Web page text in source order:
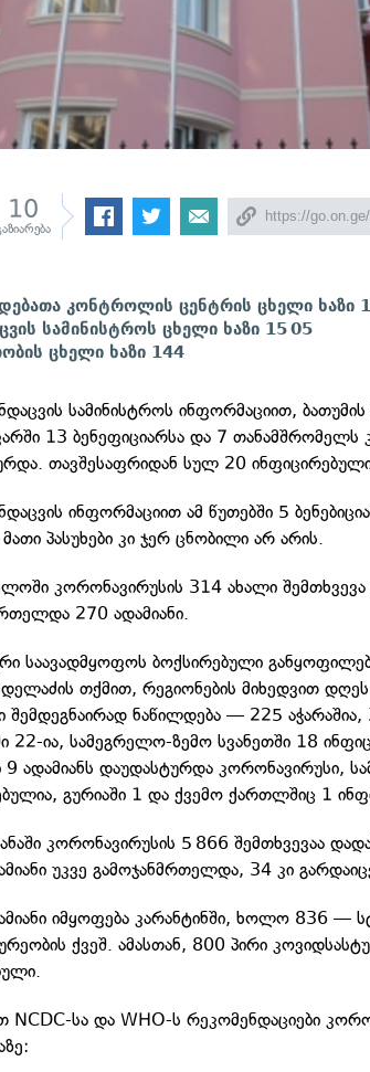
10
კონტროლის ცენტრის ცხელი ხაზი
სამინისტროს ცხელი ხაზი 15 05
ცხელი ხაზი 144
სამინისტროს ინფორმაციით,
13 ბენეფიციარსა და 7 თანამშრომელს
თავშესაფრიდან სულ 20
ინფორმაციით ამ წუთებში 5
პასუხები კი ჯერ ცნობილი არ არის.
კორონავირუსის 314 ახალი
270 ადამიანი.
საავადმყოფოს ბოქსირებული
თქმით, რეგიონების მიხედვით
შემდეგნაირად ნაწილდება — 225
22-ია, სამეგრელო-ზემო სვანეთში 18
ადამიანს დაუდასტურდა კორონავირუსი,
გურიაში 1 და ქვემო ქართლშიც 1
კორონავირუსის 5 866 შემთხვევაა
უკვე გამოჯანმრთელდა, 34 კი
იმყოფება კარანტინში, ხოლო 836 —
ქვეშ. ამასთან, 800 პირი
NCDC-სა და WHO-ს რეკომენდაციები